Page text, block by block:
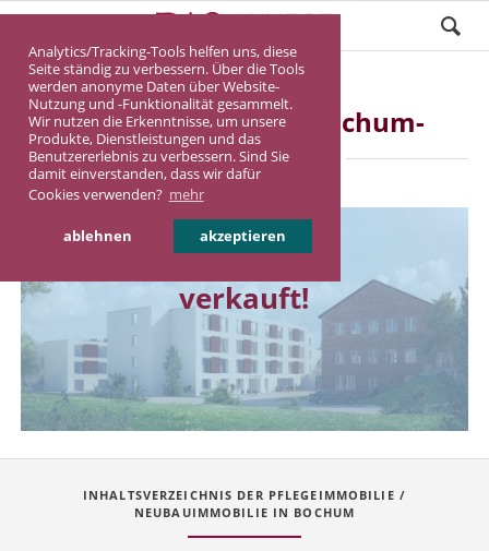
Analytics/Tracking-Tools helfen uns, diese
Seite ständig zu verbessern. Über die Tools
werden anonyme Daten über Website-
Nutzung und -Funktionalität gesammelt.
Wir nutzen die Erkenntnisse, um unsere
Produkte, Dienstleistungen und das
Benutzererlebnis zu verbessern. Sind Sie
damit einverstanden, dass wir dafür
Cookies verwenden? mehr
ablehnen akzeptieren
Pflegeimmobilie Bochum-
Wattenscheid
verkauft!
INHALTSVERZEICHNIS DER PFLEGEIMMOBILIE /
NEUBAUIMMOBILIE IN BOCHUM